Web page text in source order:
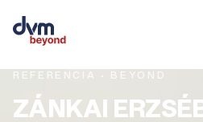
REFERENCIA · BEYOND
ZÁNKAI